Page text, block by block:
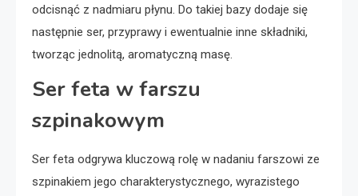
odcisnąć z nadmiaru płynu. Do takiej bazy dodaje się
następnie ser, przyprawy i ewentualnie inne składniki,
tworząc jednolitą, aromatyczną masę.
Ser feta w farszu
szpinakowym
Ser feta odgrywa kluczową rolę w nadaniu farszowi ze
szpinakiem jego charakterystycznego, wyrazistego